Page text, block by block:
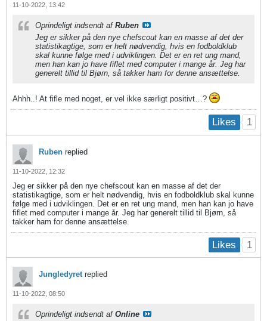
11-10-2022, 13:42
Oprindeligt indsendt af Ruben
Jeg er sikker på den nye chefscout kan en masse af det der
statistikagtige, som er helt nødvendig, hvis en fodboldklub
skal kunne følge med i udviklingen. Det er en ret ung mand,
men han kan jo have fiflet med computer i mange år. Jeg har
generelt tillid til Bjørn, så takker ham for denne ansættelse.
Ahhh..! At fifle med noget, er vel ikke særligt positivt…?
Likes 1
Ruben replied
11-10-2022, 12:32
Jeg er sikker på den nye chefscout kan en masse af det der
statistikagtige, som er helt nødvendig, hvis en fodboldklub skal kunne
følge med i udviklingen. Det er en ret ung mand, men han kan jo have
fiflet med computer i mange år. Jeg har generelt tillid til Bjørn, så
takker ham for denne ansættelse.
Likes 1
Jungledyretreplied
11-10-2022, 08:50
Oprindeligt indsendt af Online